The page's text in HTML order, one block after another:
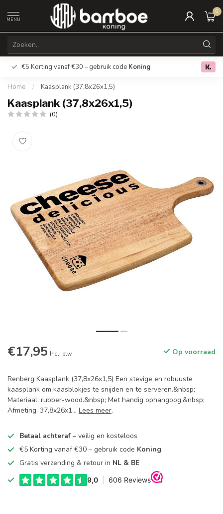
MENU
0
€5 Korting vanaf €30 – gebruik code Koning Gratis
Home / Kaasplank (37,8x26x1,5)
Kaasplank (37,8x26x1,5)
(0)
€17,95 Incl. btw Op voorraad
Renberg Kaasplank (37,8x26x1,5) Een stevige en robuuste
kaasplank om kaasblokjes te snijden en te serveren.&nbsp;
Materiaal: rubber-wood.&nbsp; Met handig ophangoog.&nbsp;
Afmeting: 37,8x26x1... Lees meer.
Betaal achteraf – veilig en kosteloos
€5 Korting vanaf €30 – gebruik code Koning
Gratis verzending & retour in NL & BE